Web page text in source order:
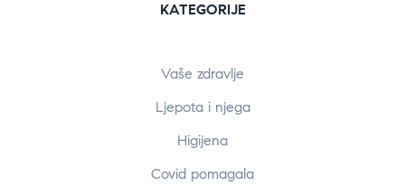
KATEGORIJE
Vaše zdravlje
Ljepota i njega
Higijena
Covid pomagala